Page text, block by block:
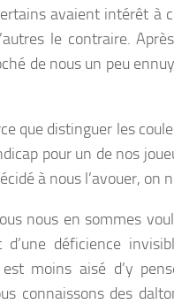
avaient intérêt à
le contraire.
de nous un peu
que distinguer les
pour un de nos
à nous l’avouer, on
nous en sommes
d’une déficience
moins aisé d’y
connaissons des